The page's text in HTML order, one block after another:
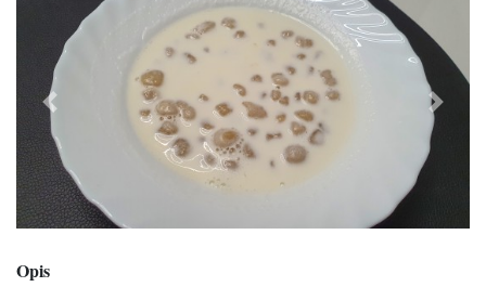
Previous Next
Opis